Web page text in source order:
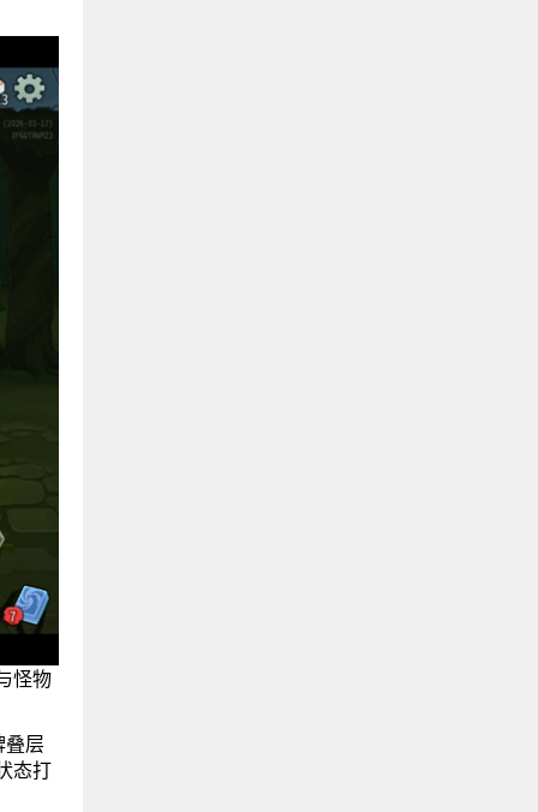
怪物
层
态打